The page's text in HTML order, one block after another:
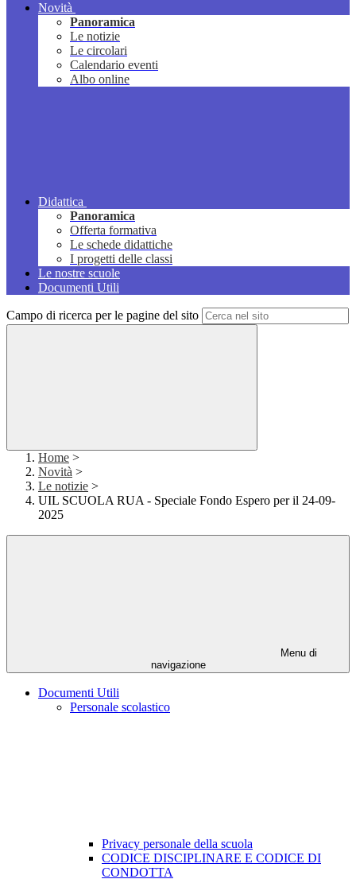
Novità
Panoramica
Le notizie
Le circolari
Calendario eventi
Albo online
Didattica
Panoramica
Offerta formativa
Le schede didattiche
I progetti delle classi
Le nostre scuole
Documenti Utili
Campo di ricerca per le pagine del sito
Home >
Novità >
Le notizie >
UIL SCUOLA RUA - Speciale Fondo Espero per il 24-09-
2025
Menu di
navigazione
Documenti Utili
Personale scolastico
Privacy personale della scuola
CODICE DISCIPLINARE E CODICE DI
CONDOTTA